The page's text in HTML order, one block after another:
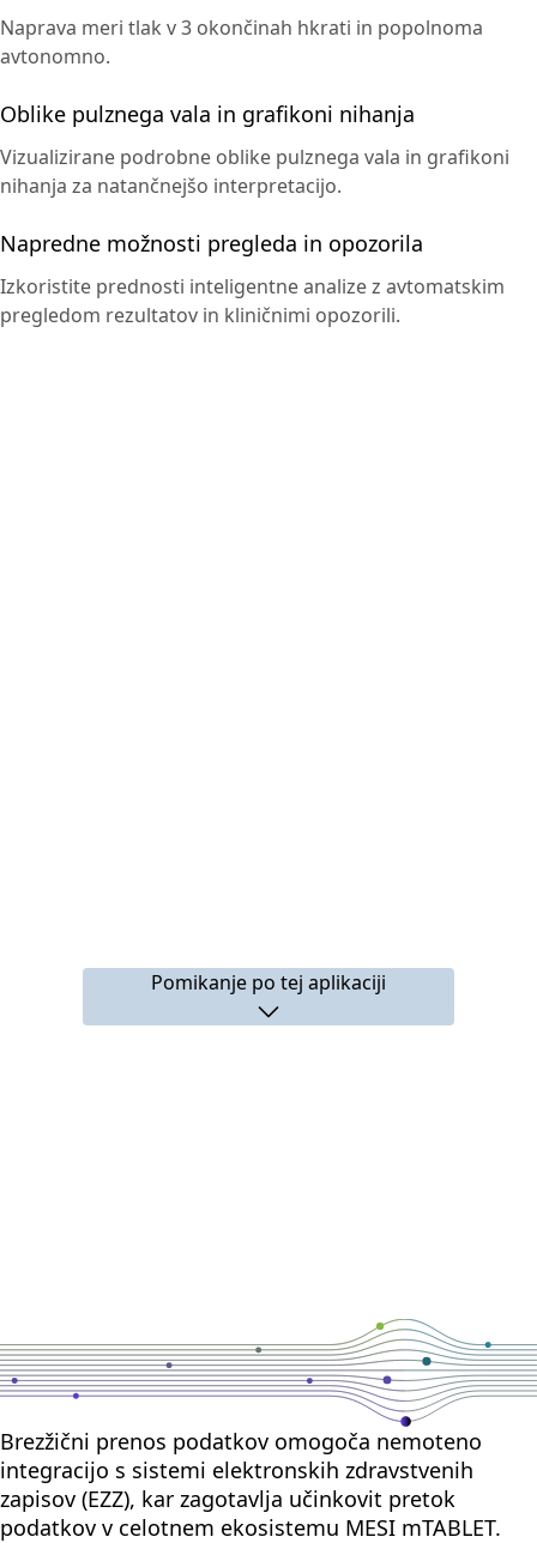
Naprava meri tlak v 3 okončinah hkrati in popolnoma
avtonomno.
Oblike pulznega vala in grafikoni nihanja
Vizualizirane podrobne oblike pulznega vala in grafikoni
nihanja za natančnejšo interpretacijo.
Napredne možnosti pregleda in opozorila
Izkoristite prednosti inteligentne analize z avtomatskim
pregledom rezultatov in kliničnimi opozorili.
Pomikanje po tej aplikaciji
Brezžični prenos podatkov omogoča nemoteno
integracijo s sistemi elektronskih zdravstvenih
zapisov (EZZ), kar zagotavlja učinkovit pretok
podatkov v celotnem ekosistemu MESI mTABLET.